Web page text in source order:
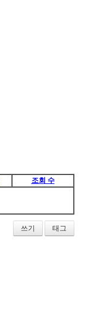
조회 수
쓰기 태그